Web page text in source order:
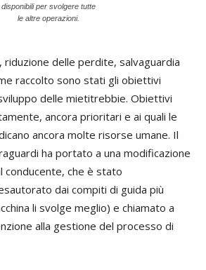
disponibili per svolgere tutte
le altre operazioni.
riduzione delle perdite, salvaguardia
raccolto sono stati gli obiettivi
delle mietitrebbie. Obiettivi
ancora prioritari e ai quali le
ancora molte risorse umane. Il
ha portato a una modificazione
conducente, che è stato
dai compiti di guida più
li svolge meglio) e chiamato a
alla gestione del processo di